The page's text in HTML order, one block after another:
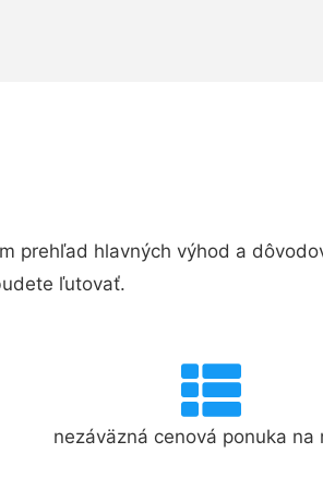
prehľad hlavných výhod a
ľutovať.
nezáväzná cenová ponuka na